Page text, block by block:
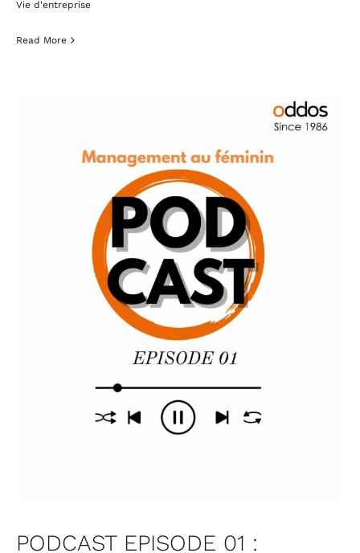
Vie d'entreprise
Read More
PODCAST EPISODE 01 :